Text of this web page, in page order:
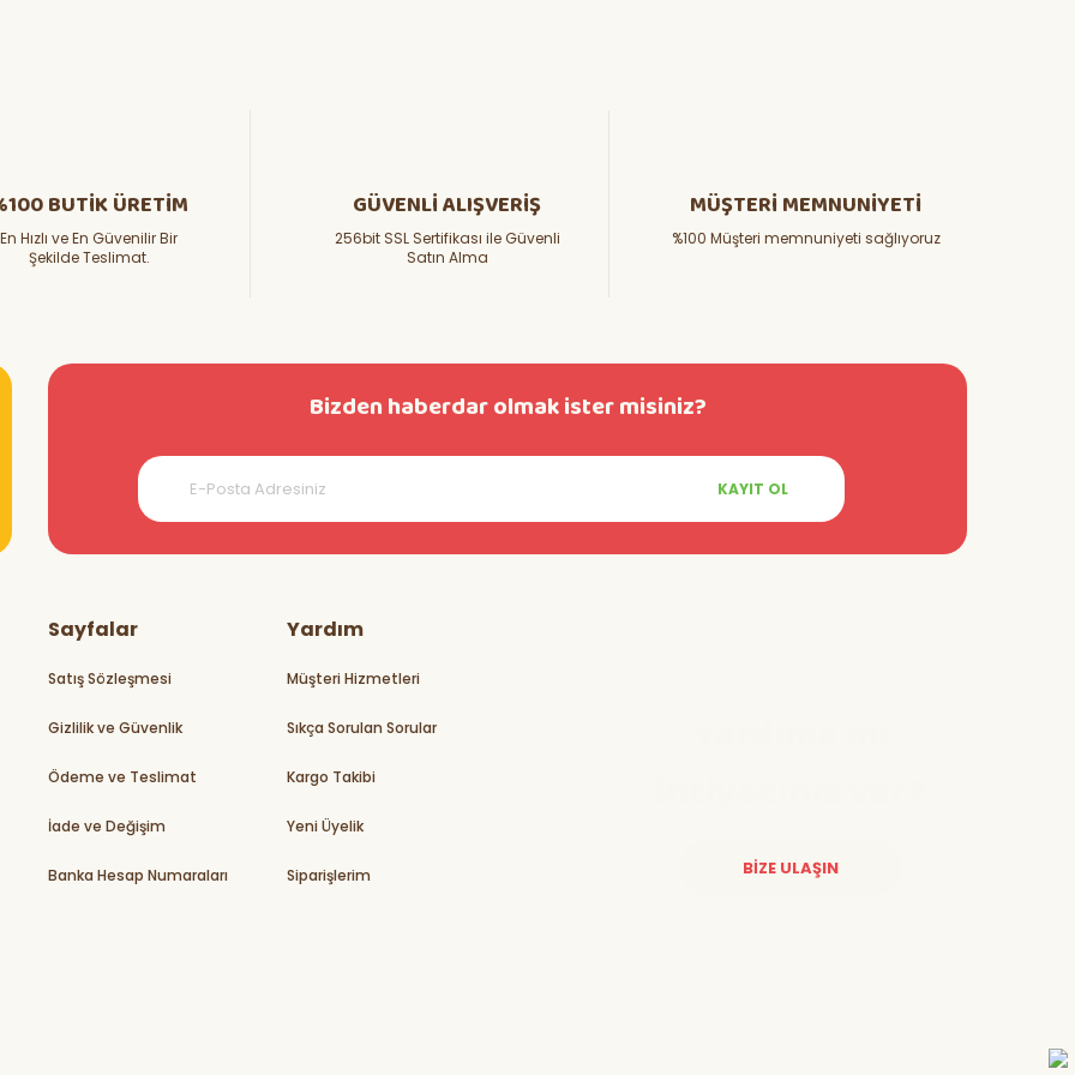
Diğer yorumları göster
BUTİK ÜRETİM
En Hızlı ve En Güvenilir Bir
Şekilde Teslimat.
GÜVENLİ ALIŞVERİŞ
256bit SSL Sertifikası ile Güvenli
Satın Alma
MÜŞTERİ MEMNUNİYETİ
%100 Müşteri memnuniyeti sağlıyoruz
Bizden haberdar olmak ister misiniz?
KAYIT OL
Sayfalar
Satış Sözleşmesi
Gizlilik ve Güvenlik
Ödeme ve Teslimat
İade ve Değişim
Banka Hesap Numaraları
Yardım
Müşteri Hizmetleri
Sıkça Sorulan Sorular
Kargo Takibi
Yeni Üyelik
Siparişlerim BİZE ULAŞIN